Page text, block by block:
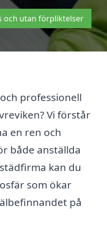
och utan förpliktelser
professionell
Vi förstår
en ren och
både anställda
kan du
som ökar
på